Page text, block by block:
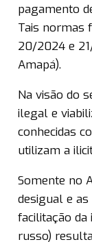
pagamento
Tais normas
20/2024 e
Amapá).
Na visão do
ilegal e
conhecidas
utilizam a
Somente no
desigual e
facilitação da
russo)